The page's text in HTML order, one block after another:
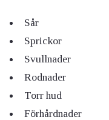
Sår
Sprickor
Svullnader
Rodnader
Torr hud
Förhårdnader